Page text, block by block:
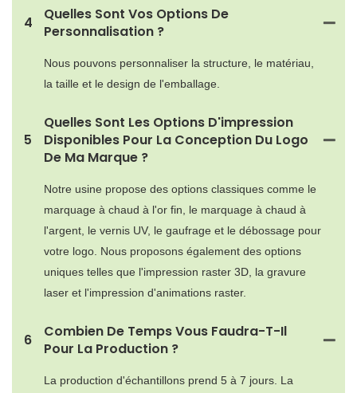
4
Quelles Sont Vos Options De
Personnalisation ?
Nous pouvons personnaliser la structure, le matériau,
la taille et le design de l'emballage.
5
Quelles Sont Les Options D'impression
Disponibles Pour La Conception Du Logo
De Ma Marque ?
Notre usine propose des options classiques comme le
marquage à chaud à l'or fin, le marquage à chaud à
l'argent, le vernis UV, le gaufrage et le débossage pour
votre logo. Nous proposons également des options
uniques telles que l'impression raster 3D, la gravure
laser et l'impression d'animations raster.
6
Combien De Temps Vous Faudra-T-Il
Pour La Production ?
La production d'échantillons prend 5 à 7 jours. La